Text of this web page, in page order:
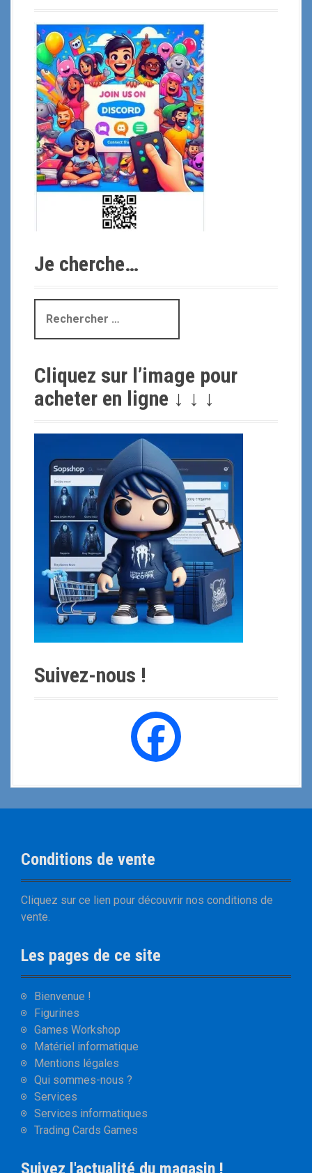
Je cherche…
c
e
c
Cliquez sur l’image pour
acheter en ligne ↓ ↓ ↓
Suivez-nous !
Conditions de vente
Cliquez sur ce lien pour découvrir nos conditions de
vente.
Les pages de ce site
Bienvenue !
Figurines
Games Workshop
Matériel informatique
Mentions légales
Qui sommes-nous ?
Services
Services informatiques
Trading Cards Games
Suivez l'actualité du magasin !